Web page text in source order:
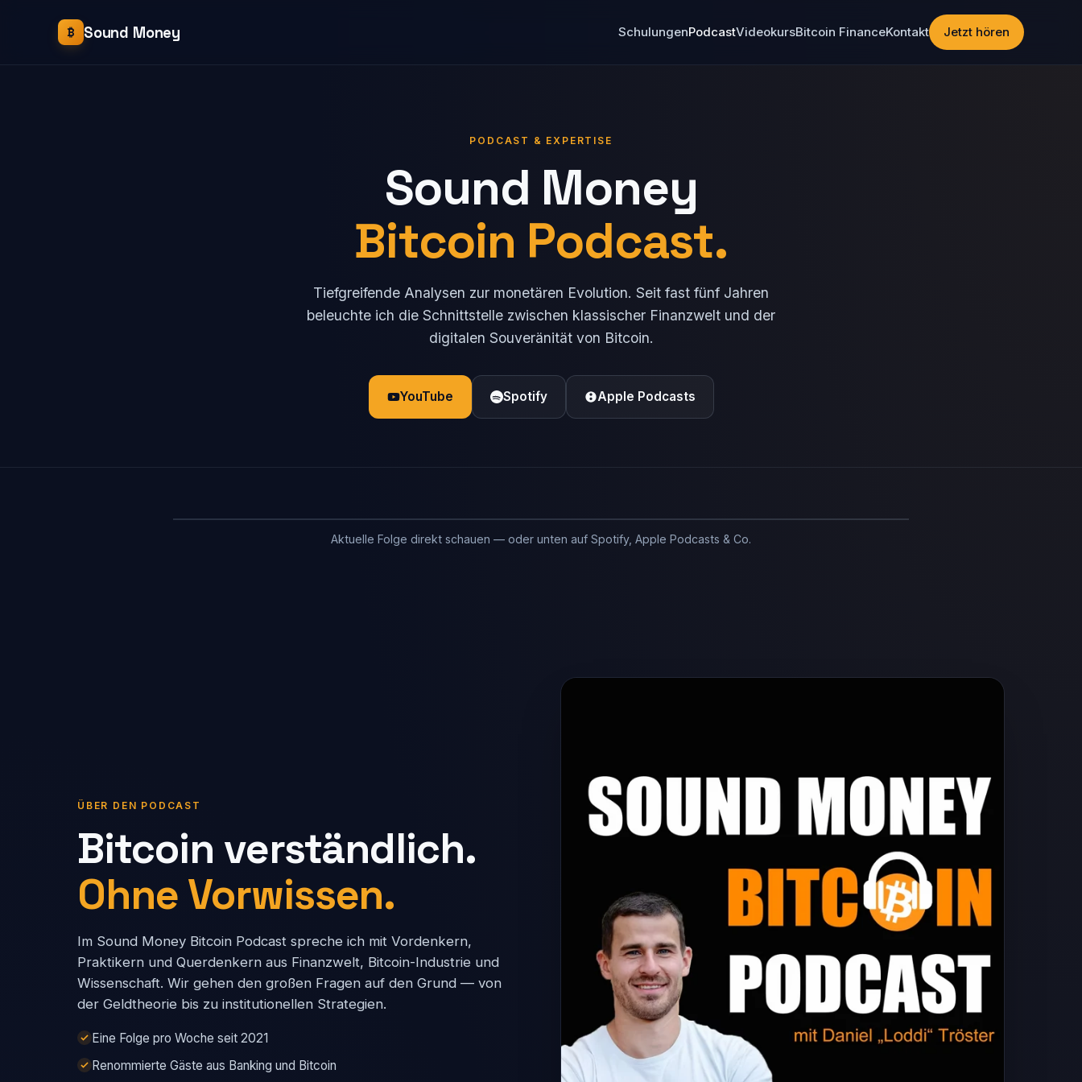
₿ Sound Money SchulungenPodcastVideokursBitcoin FinanceKontakt Jetzt hören
PODCAST & EXPERTISE
Sound Money
Bitcoin Podcast.
Tiefgreifende Analysen zur monetären Evolution. Seit fast fünf Jahren
beleuchte ich die Schnittstelle zwischen klassischer Finanzwelt und der
digitalen Souveränität von Bitcoin.
YouTube Spotify Apple Podcasts
Aktuelle Folge direkt schauen — oder unten auf Spotify, Apple Podcasts & Co.
ÜBER DEN PODCAST
Bitcoin verständlich.
Ohne Vorwissen.
Im Sound Money Bitcoin Podcast spreche ich mit Vordenkern,
Praktikern und Querdenkern aus Finanzwelt, Bitcoin-Industrie und
Wissenschaft. Wir gehen den großen Fragen auf den Grund — von
der Geldtheorie bis zu institutionellen Strategien.
Eine Folge pro Woche seit 2021
Renommierte Gäste aus Banking und Bitcoin